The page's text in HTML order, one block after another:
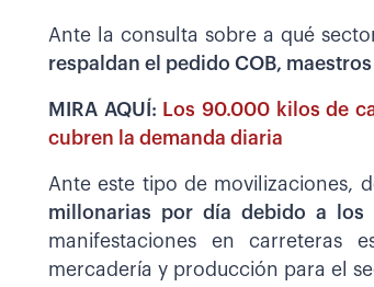
Ante la consulta sobre a qué
respaldan el pedido COB,
MIRA AQUÍ: Los 90.000 kilos de
cubren la demanda diaria
Ante este tipo de movilizaciones,
millonarias por día debido a los
manifestaciones en carreteras
mercadería y producción para el